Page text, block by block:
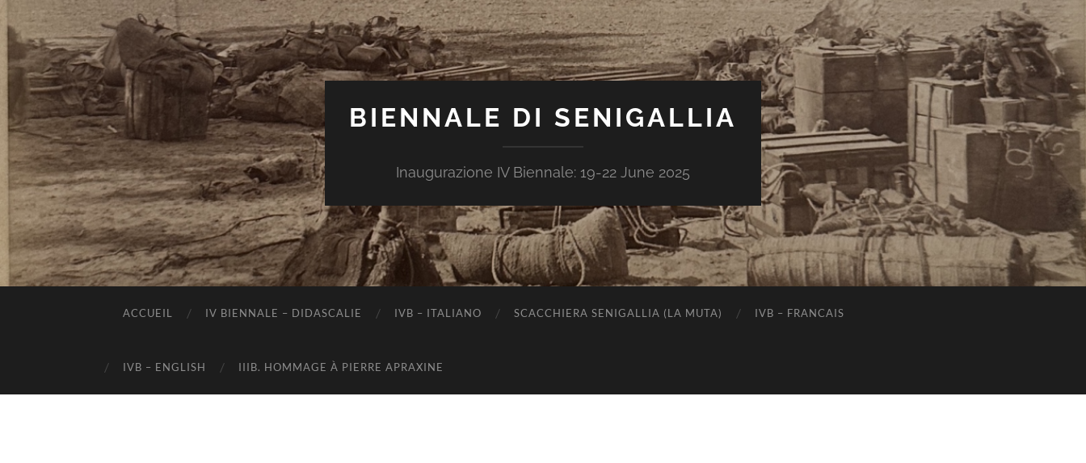
BIENNALE DI SENIGALLIA
Inaugurazione IV Biennale: 19-22 June 2025
ACCUEIL IV BIENNALE – DIDASCALIE IVB – ITALIANO SCACCHIERA SENIGALLIA (LA MUTA) IVB – FRANCAIS
IVB – ENGLISH IIIB. HOMMAGE À PIERRE APRAXINE